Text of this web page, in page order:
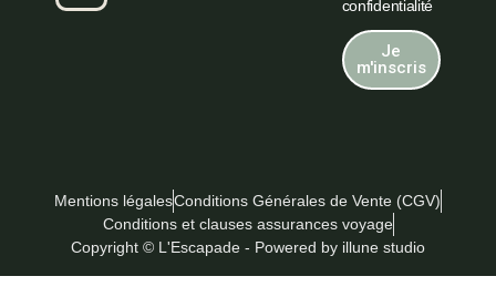
confidentialité
Je
m'inscris
Mentions légalesConditions Générales de Vente (CGV)
Conditions et clauses assurances voyage
Copyright © L'Escapade - Powered by illune studio